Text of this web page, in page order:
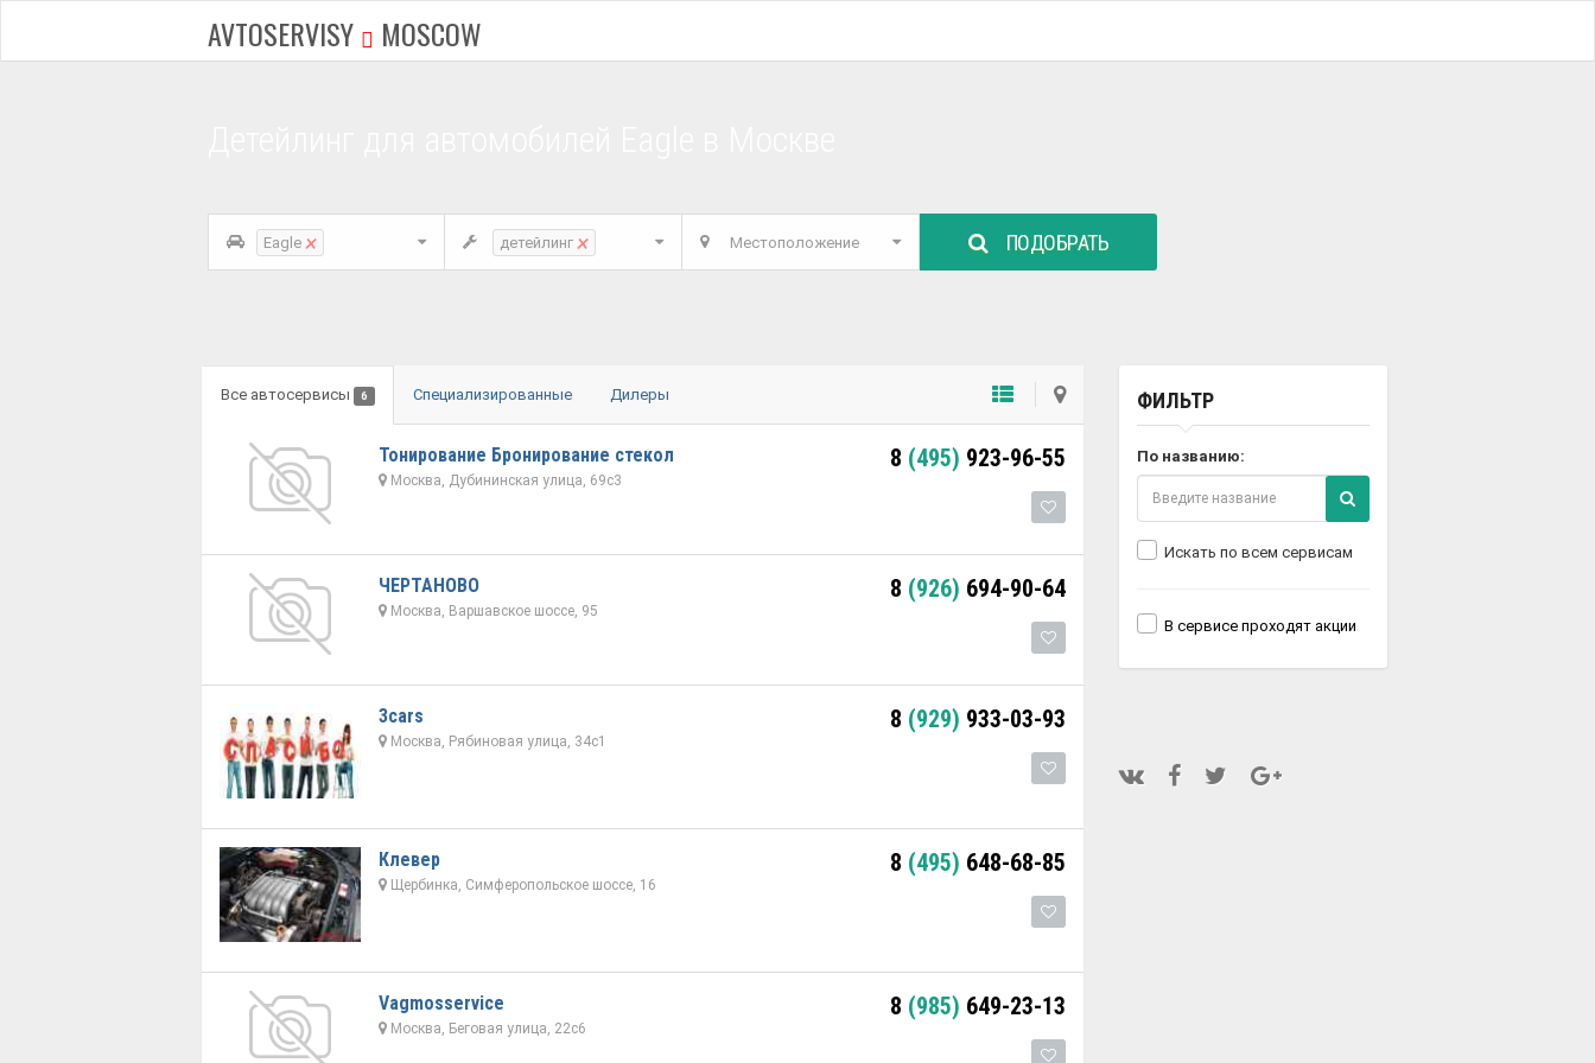
AVTOSERVISY MOSCOW
Eagle × детейлинг × Местоположение ПОДОБРАТЬ
Все автосервисы 6 Специализированные Дилеры
Тонирование Бронирование стекол
Москва, Дубининская улица, 69с3
8 (495) 923-96-55
ЧЕРТАНОВО
Москва, Варшавское шоссе, 95
8 (926) 694-90-64
3cars
Москва, Рябиновая улица, 34с1
8 (929) 933-03-93
Клевер
Щербинка, Симферопольское шоссе, 16
8 (495) 648-68-85
Vagmosservice
Москва, Беговая улица, 22с6
8 (985) 649-23-13
ФИЛЬТР
По названию:
Искать по всем сервисам
В сервисе проходят акции